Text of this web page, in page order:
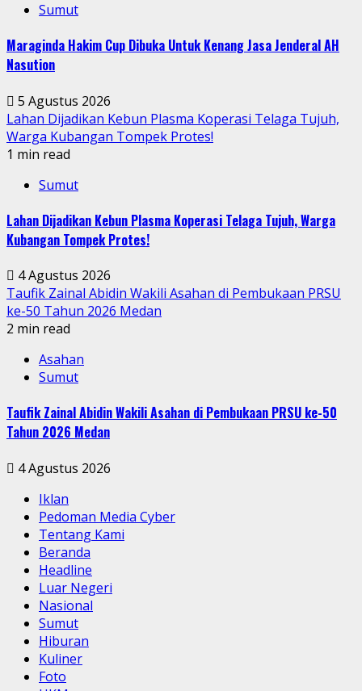
Sumut
Maraginda Hakim Cup Dibuka Untuk Kenang Jasa Jenderal AH
Nasution
5 Agustus 2026
Lahan Dijadikan Kebun Plasma Koperasi Telaga Tujuh,
Warga Kubangan Tompek Protes!
1 min read
Sumut
Lahan Dijadikan Kebun Plasma Koperasi Telaga Tujuh, Warga
Kubangan Tompek Protes!
4 Agustus 2026
Taufik Zainal Abidin Wakili Asahan di Pembukaan PRSU
ke-50 Tahun 2026 Medan
2 min read
Asahan
Sumut
Taufik Zainal Abidin Wakili Asahan di Pembukaan PRSU ke-50
Tahun 2026 Medan
4 Agustus 2026
Iklan
Pedoman Media Cyber
Tentang Kami
Beranda
Headline
Luar Negeri
Nasional
Sumut
Hiburan
Kuliner
Foto